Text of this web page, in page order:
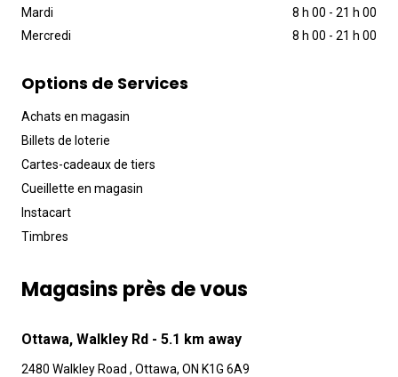
Mardi
8 h 00 - 21 h 00
Mercredi
8 h 00 - 21 h 00
Options de Services
Achats en magasin
Billets de loterie
Cartes-cadeaux de tiers
Cueillette en magasin
Instacart
Timbres
Magasins près de vous
Ottawa, Walkley Rd - 5.1 km away
2480 Walkley Road , Ottawa, ON K1G 6A9